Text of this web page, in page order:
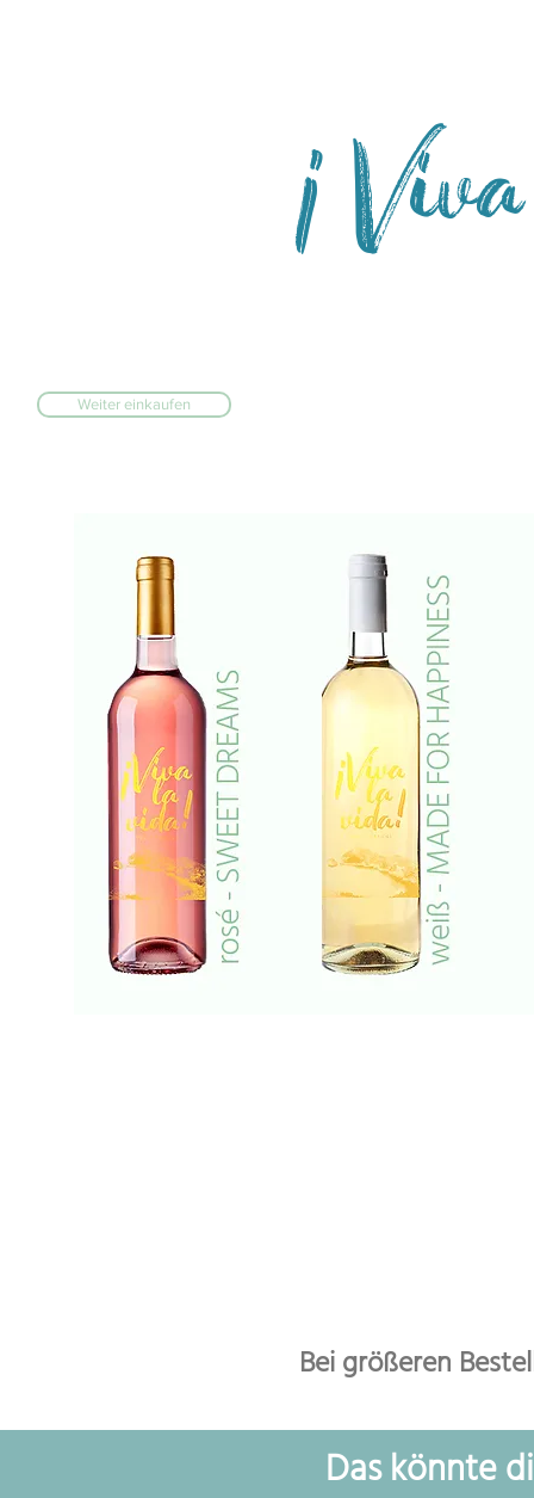
!
Weiter einkaufen
Bei größeren
Das könnte